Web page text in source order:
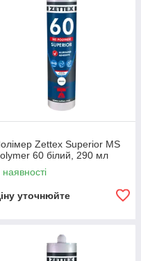
замовлення в
Sinay
його в корзину.
Zettex Superior MS
60 білий, 290 мл
наявності
уточнюйте